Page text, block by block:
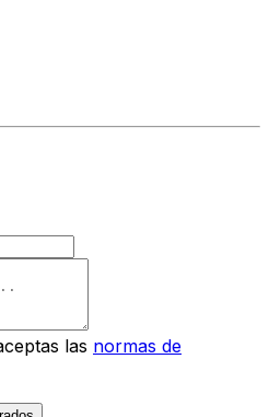
las normas de